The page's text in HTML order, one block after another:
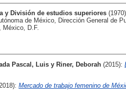
y División de estudios superiores
de México, Dirección General de
México, D.F.
Pascal, Luis y Riner, Deborah (2015):
Mercado de trabajo femenino de